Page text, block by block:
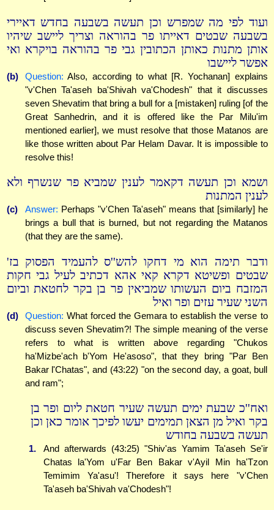
ועוד לפי מה שמפרש וכן תעשה בשבעה בחדש דאיירי
בשבעה שבטים דאייתו פר בהוראה וצריך ליישב שיהיו
אותן מתנות כאותן הכתובין גבי פר בהוראה בויקרא ואי
אפשר ליישבו
(b) Question: Also, according to what [R. Yochanan] explains
"v'Chen Ta'aseh ba'Shivah va'Chodesh" that it discusses
seven Shevatim that bring a bull for a [mistaken] ruling [of the
Great Sanhedrin, and it is offered like the Par Milu'im
mentioned earlier], we must resolve that those Matanos are
like those written about Par Helam Davar. It is impossible to
resolve this!
ושמא וכן תעשה דקאמר לענין שמביא פר שנשרף ולא
לענין המתנות
(c) Answer: Perhaps "v'Chen Ta'aseh" means that [similarly] he
brings a bull that is burned, but not regarding the Matanos
(that they are the same).
ודבר תימה הוא מי דחקו להש''ס להעמיד הפסוק בז'
שבטים ופשיטא דקרא קאי אהא דכתיב לעיל גבי חקות
המזבח ביום העשותו שמביאין פר בן בקר לחטאת וביום
השני שעיר עזים ופר ואיל
(d) Question: What forced the Gemara to establish the verse to
discuss seven Shevatim?! The simple meaning of the verse
refers to what is written above regarding "Chukos
ha'Mizbe'ach b'Yom He'asoso", that they bring "Par Ben
Bakar l'Chatas", and (43:22) "on the second day, a goat, bull
and ram";
ואח''כ שבעת ימים תעשה שעיר חטאת ליום ופר בן
בקר ואיל מן הצאן תמימים יעשו לפיכך אומר כאן וכן
תעשה בשבעה בחודש
1.
And afterwards (43:25) "Shiv'as Yamim Ta'aseh Se'ir
Chatas la'Yom u'Far Ben Bakar v'Ayil Min ha'Tzon
Temimim Ya'asu'! Therefore it says here "v'Chen
Ta'aseh ba'Shivah va'Chodesh"!